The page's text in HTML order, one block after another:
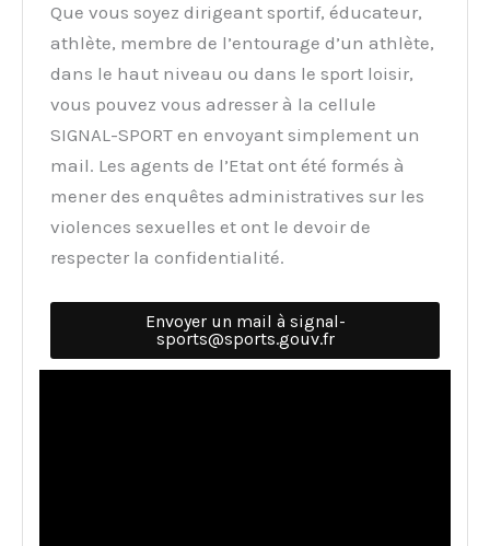
Que vous soyez dirigeant sportif, éducateur,
athlète, membre de l’entourage d’un athlète,
dans le haut niveau ou dans le sport loisir,
vous pouvez vous adresser à la cellule
SIGNAL-SPORT en envoyant simplement un
mail. Les agents de l’Etat ont été formés à
mener des enquêtes administratives sur les
violences sexuelles et ont le devoir de
respecter la confidentialité.
Envoyer un mail à signal-
sports@sports.gouv.fr